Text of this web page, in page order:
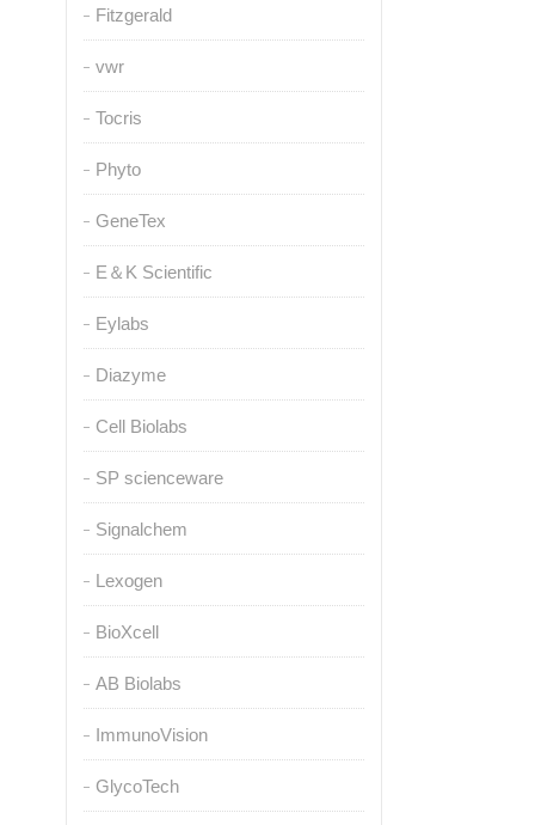
Fitzgerald
vwr
Tocris
Phyto
GeneTex
E＆K Scientific
Eylabs
Diazyme
Cell Biolabs
SP scienceware
Signalchem
Lexogen
BioXcell
AB Biolabs
ImmunoVision
GlycoTech